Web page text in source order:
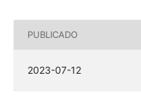
PUBLICADO
2023-07-12